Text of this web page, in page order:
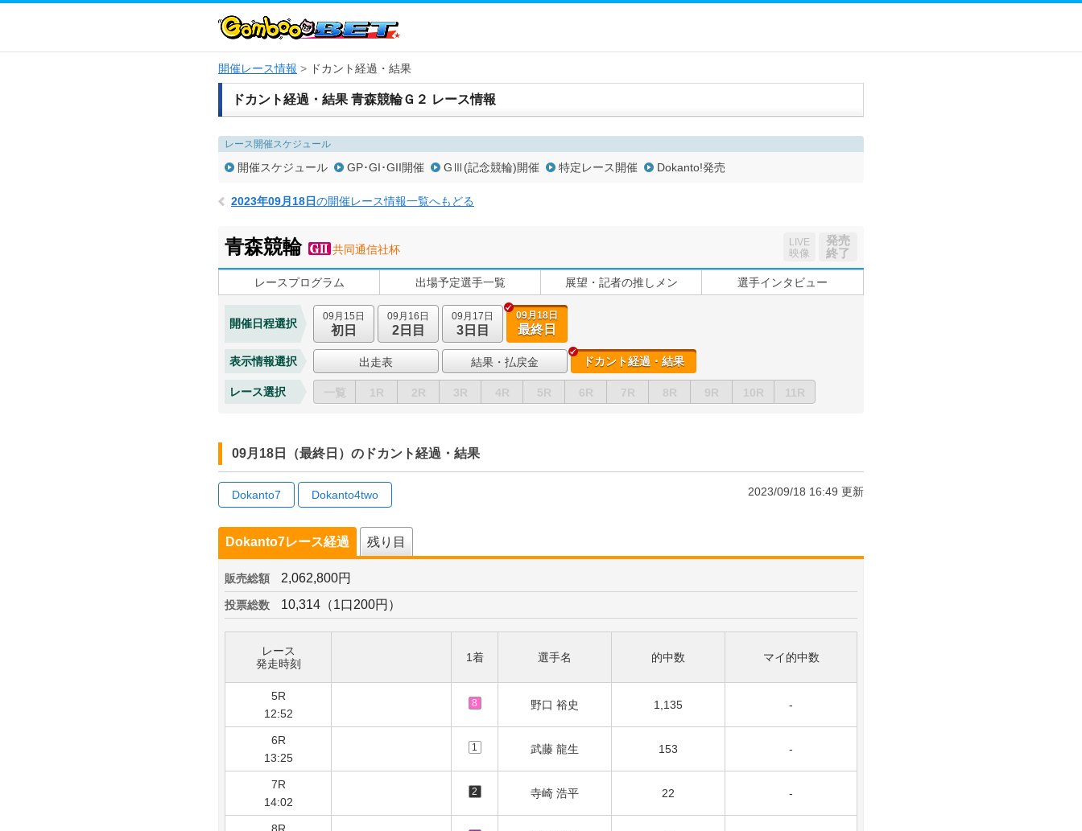
開催レース情報 ドカント経過・結果
ドカント経過・結果 青森競輪Ｇ２ レース情報
レース開催スケジュール
開催スケジュール GP･GI･GII開催 GⅢ(記念競輪)開催 特定レース開催 Dokanto!発売
2023年09月18日の開催レース情報一覧へもどる
青森競輪 共同通信社杯
LIVE
映像
発売
終了
レースプログラム 出場予定選手一覧 展望・記者の推しメン 選手インタビュー
開催日程選択
09月15日
初日
09月16日
2日目
09月17日
3日目
09月18日
最終日
表示情報選択 出走表 結果・払戻金 ドカント経過・結果
レース選択 一覧 1R 2R 3R 4R 5R 6R 7R 8R 9R 10R 11R
09月18日（最終日）のドカント経過・結果
Dokanto7 Dokanto4two 2023/09/18 16:49 更新
Dokanto7レース経過 残り目
販売総額 2,062,800円
投票総数 10,314（1口200円）
レース
発走時刻
1着 選手名 的中数 マイ的中数
5R
12:52
8 野口 裕史 1,135 -
6R
13:25
1 武藤 龍生 153 -
7R
14:02
2 寺崎 浩平 22 -